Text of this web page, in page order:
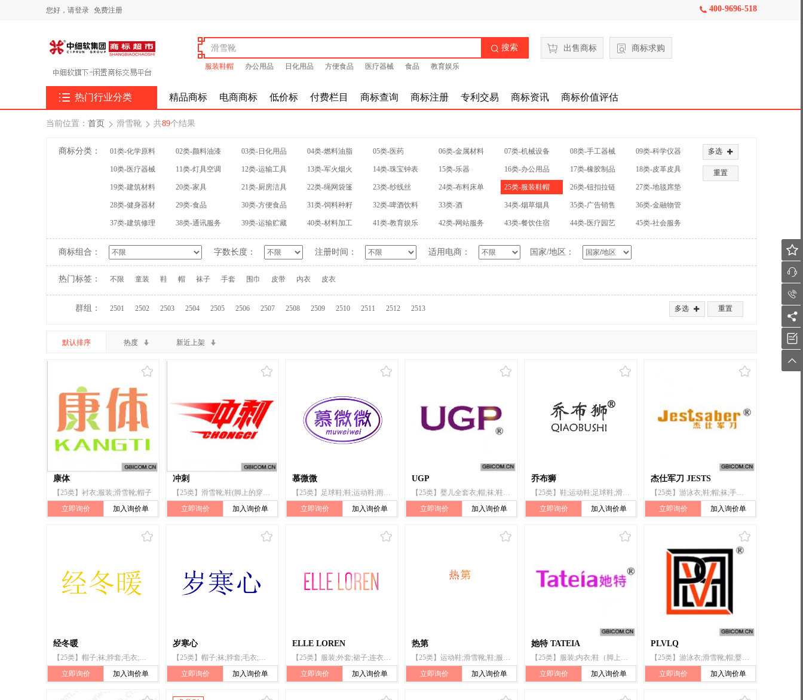
您好， 请登录 免费注册  400-9696-518
 搜索
服装鞋帽 办公用品 日化用品 方便食品 医疗器械 食品 教育娱乐
出售商标 商标求购
 热门行业分类 精品商标 电商商标 低价标 付费栏目 商标查询 商标注册 专利交易 商标资讯 商标价值评估
当前位置： 首页  滑雪靴  共89个结果
多选 
重置
商标分类： 01类-化学原料 02类-颜料油漆 03类-日化用品 04类-燃料油脂 05类-医药 06类-金属材料 07类-机械设备 08类-手工器械 09类-科学仪器
10类-医疗器械 11类-灯具空调 12类-运输工具 13类-军火烟火 14类-珠宝钟表 15类-乐器 16类-办公用品 17类-橡胶制品 18类-皮革皮具
19类-建筑材料 20类-家具 21类-厨房洁具 22类-绳网袋篷 23类-纱线丝 24类-布料床单 25类-服装鞋帽 26类-钮扣拉链 27类-地毯席垫
28类-健身器材 29类-食品 30类-方便食品 31类-饲料种籽 32类-啤酒饮料 33类-酒 34类-烟草烟具 35类-广告销售 36类-金融物管
37类-建筑修理 38类-通讯服务 39类-运输贮藏 40类-材料加工 41类-教育娱乐 42类-网站服务 43类-餐饮住宿 44类-医疗园艺 45类-社会服务
商标组合： 字数长度： 注册时间： 适用电商： 国家/地区：
热门标签： 不限 童装 鞋 帽 袜子 手套 围巾 皮带 内衣 皮衣
多选  重置
群组： 2501 2502 2503 2504 2505 2506 2507 2508 2509 2510 2511 2512 2513
默认排序 热度 新近上架
康体
【25类】衬衣;服装;滑雪靴;帽子
立即询价
加入询价单
冲刺
【25类】滑雪靴;鞋(脚上的穿着物);运动鞋
立即询价
加入询价单
慕微微
【25类】足球鞋;鞋;运动鞋;雨鞋;滑雪靴
立即询价
加入询价单
UGP
【25类】婴儿全套衣;帽;袜;鞋;滑雪靴;婚纱;领带;皮带(服饰用)
立即询价
加入询价单
乔布狮
【25类】鞋;运动鞋;足球鞋;滑雪靴;爬山鞋;靴;袜;领带
立即询价
加入询价单
杰仕军刀 JESTS
【25类】游泳衣;鞋;帽;袜;手套(服装);围巾;皮带(服饰用);滑雪靴
立即询价
加入询价单
经冬暖
【25类】帽子;袜;脖套;毛衣;服装;骑自行车服装;手套（服装）;鞋;运动鞋;滑雪靴
立即询价
加入询价单
岁寒心
【25类】帽子;袜;脖套;毛衣;服装;骑自行车服装;手套（服装）;鞋;运动鞋;滑雪靴
立即询价
加入询价单
ELLE LOREN
【25类】服装;外套;裙子;连衣裙;大衣;胸衣;滑雪靴;腰带;羽绒服装;童装
立即询价
加入询价单
热第
【25类】运动鞋;滑雪靴;鞋;服装;成品衣;羽绒服装;雪地服;爬山鞋;袜;登山靴
立即询价
加入询价单
她特 TATEIA
【25类】服装;内衣;鞋（脚上的穿着物）;滑雪靴;帽;袜;手套（服装）;围巾;腰带;婚纱
立即询价
加入询价单
PLVLQ
【25类】游泳衣;滑雪靴;帽;婴儿全套衣;服装;皮带(服饰用);鞋;袜;围巾;手套(服装)
立即询价
加入询价单





